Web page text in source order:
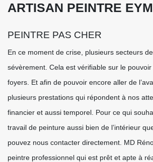
ARTISAN PEINTRE
PEINTRE PAS CHER
En ce moment de crise, plusieurs secteurs
sévèrement. Cela est vérifiable sur le pouvoir
foyers. Et afin de pouvoir encore aller de
plusieurs prestations qui répondent à nos
financier et aussi temporel. Pour ce qui
travail de peinture aussi bien de l’intérieur
pouvez nous contacter directement. MD
peintre professionnel qui est prêt et apte à